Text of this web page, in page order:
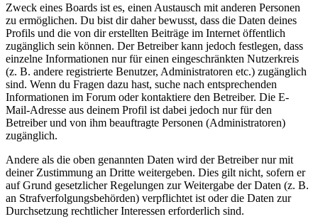
Zweck eines Boards ist es, einen Austausch mit anderen Personen
zu ermöglichen. Du bist dir daher bewusst, dass die Daten deines
Profils und die von dir erstellten Beiträge im Internet öffentlich
zugänglich sein können. Der Betreiber kann jedoch festlegen, dass
einzelne Informationen nur für einen eingeschränkten Nutzerkreis
(z. B. andere registrierte Benutzer, Administratoren etc.) zugänglich
sind. Wenn du Fragen dazu hast, suche nach entsprechenden
Informationen im Forum oder kontaktiere den Betreiber. Die E-
Mail-Adresse aus deinem Profil ist dabei jedoch nur für den
Betreiber und von ihm beauftragte Personen (Administratoren)
zugänglich.
Andere als die oben genannten Daten wird der Betreiber nur mit
deiner Zustimmung an Dritte weitergeben. Dies gilt nicht, sofern er
auf Grund gesetzlicher Regelungen zur Weitergabe der Daten (z. B.
an Strafverfolgungsbehörden) verpflichtet ist oder die Daten zur
Durchsetzung rechtlicher Interessen erforderlich sind.